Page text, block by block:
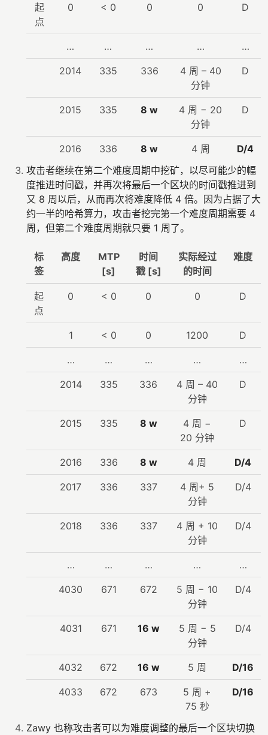
起
点
0 < 0 0 0 D
… … … … …
2014 335 336
4 周 – 40
分钟
D
2015 335 8 w
4 周 − 20
分钟
D
2016 336 8 w 4 周
D/4
攻击者继续在第二个难度周期中挖矿，以尽可能少的幅
度推进时间戳，并再次将最后一个区块的时间戳推进到
又 8 周以后，从而再次将难度降低 4 倍。因为占据了大
约一半的哈希算力，攻击者挖完第一个难度周期需要 4
周，但第二个难度周期就只要 1 周了。
标
签
高度
MTP
[s]
时间
戳 [s]
实际经过
的时间
难度
起
点
0 < 0 0 0 D
1 < 0 0 1200 D
… … … … …
2014 335 336
4 周 – 40
分钟
D
2015 335 8 w
4 周 −
20 分钟
D
2016 336 8 w 4 周 D/4
2017 336 337
4 周+ 5
分钟
D/4
2018 336 337
4 周 + 10
分钟
D/4
… … … … …
4030 671 672
5 周 − 10
分钟
D/4
4031 671 16 w
5 周 − 5
分钟
D/4
4032 672 16 w 5 周 D/16
4033 672 673
5 周 +
75 秒
D/16
Zawy 也称攻击者可以为难度调整的最后一个区块切换